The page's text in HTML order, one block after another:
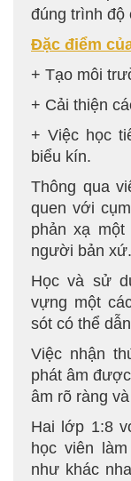
đúng trình độ
Đặc điểm
+ Tạo môi
+ Cải thiện
+ Việc học
biểu kín.
Thông qua
quen với
phản xạ
người bản xứ.
Học và sử
vựng một
sót có thể
Việc nhận
phát âm
âm rõ ràng
Hai lớp 1:8
học viên
như khác